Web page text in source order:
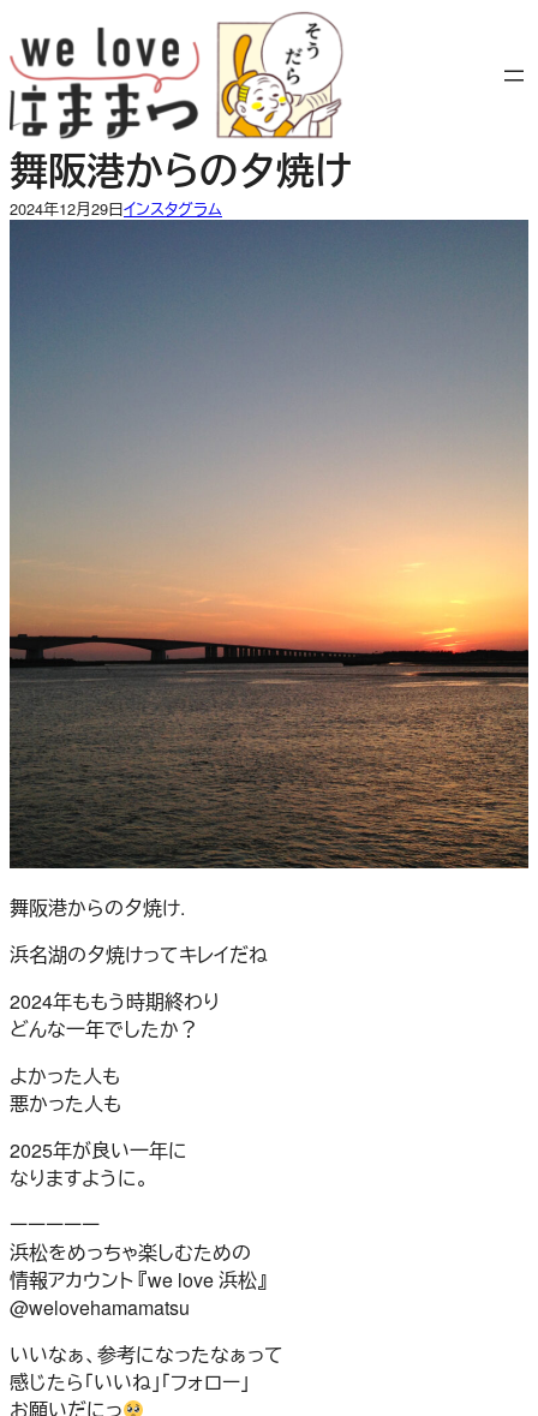
容
を
ス
キ
ッ
プ
舞阪港からの夕焼け
2024年12月29日インスタグラム
舞阪港からの夕焼け.
浜名湖の夕焼けってキレイだね
2024年ももう時期終わり
どんな一年でしたか？
よかった人も
悪かった人も
2025年が良い一年に
なりますように。
ーーーーー
浜松をめっちゃ楽しむための
情報アカウント 『we love 浜松』
@welovehamamatsu
いいなぁ、参考になったなぁって
感じたら「いいね」「フォロー」
お願いだにっ